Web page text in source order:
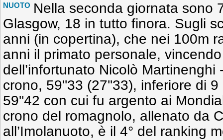
NUOTO Nella seconda giornata sono
Glasgow, 18 in tutto finora. Sugli
anni (in copertina), che nei 100m
anni il primato personale,
dell’infortunato Nicolò
crono, 59''33 (27''33), inferiore di
59''42 con cui fu argento ai
crono del romagnolo, allenato da
all’Imolanuoto, è il 4° del ranking